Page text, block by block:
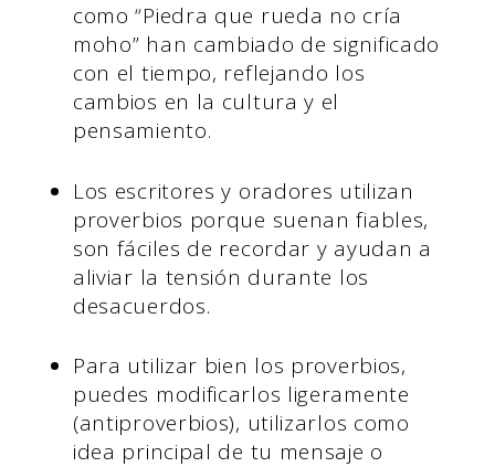
como “Piedra que rueda no cría
moho” han cambiado de significado
con el tiempo, reflejando los
cambios en la cultura y el
pensamiento.
Los escritores y oradores utilizan
proverbios porque suenan fiables,
son fáciles de recordar y ayudan a
aliviar la tensión durante los
desacuerdos.
Para utilizar bien los proverbios,
puedes modificarlos ligeramente
(antiproverbios), utilizarlos como
idea principal de tu mensaje o